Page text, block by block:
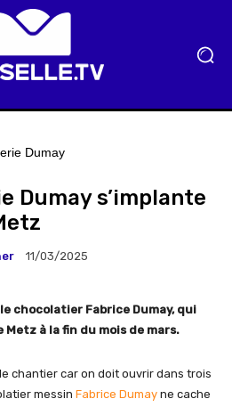
Dumay s’implante
11/03/2025
chocolatier Fabrice Dumay, qui
à la fin du mois de mars.
chantier car on doit ouvrir dans trois
messin Fabrice Dumay ne cache